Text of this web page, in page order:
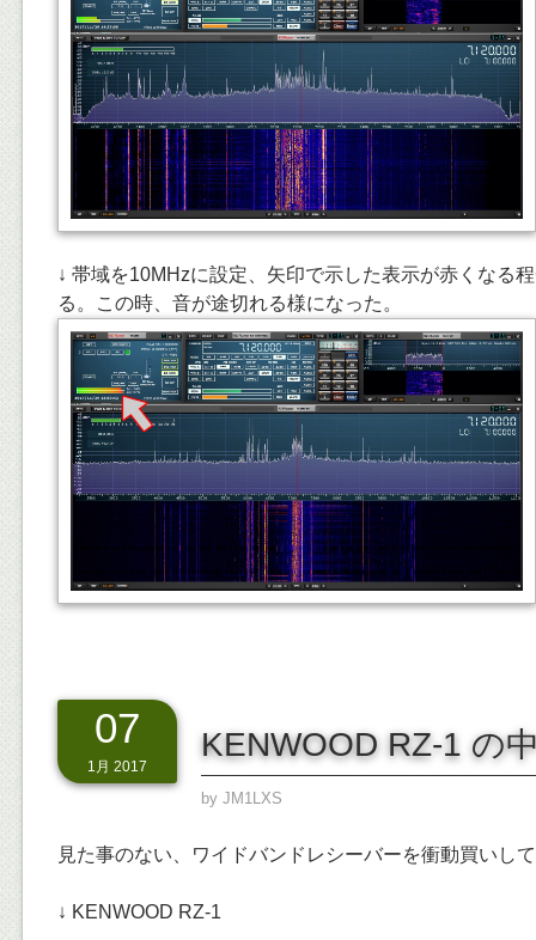
↓ 帯域を10MHzに設定、矢印で示した表示が赤くなる
る。この時、音が途切れる様になった。
07
1月 2017
KENWOOD RZ-1 の
by JM1LXS
見た事のない、ワイドバンドレシーバーを衝動買いし
↓ KENWOOD RZ-1